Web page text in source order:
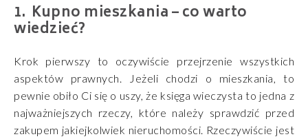
Kupno mieszkania – co warto
wiedzieć?
Krok pierwszy to oczywiście przejrzenie wszystkich
aspektów prawnych. Jeżeli chodzi o mieszkania, to
pewnie obiło Ci się o uszy, że księga wieczysta to jedna z
najważniejszych rzeczy, które należy sprawdzić przed
zakupem jakiejkolwiek nieruchomości. Rzeczywiście jest